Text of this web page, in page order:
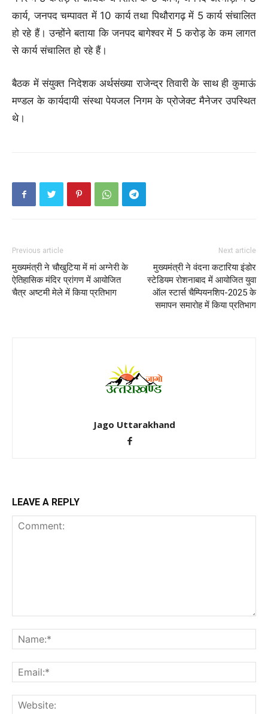
कार्य, जनपद चम्पावत में 10 कार्य तथा पिथौरागढ़ में 5 कार्य संचालित
हो रहे हैं। उन्होंने बताया कि जनपद बागेश्वर में 5 करोड़ के कम लागत
से कार्य संचालित हो रहे हैं।
बैठक में संयुक्त निदेशक अर्थसंख्या राजेन्द्र तिवारी के साथ ही कुमाऊं
मण्डल के कार्यदायी संस्था पेयजल निगम के प्रोजेक्ट मैनेजर उपस्थित
थे।
Previous article
मुख्यमंत्री ने चौखुटिया में मां अग्नेरी के
ऐतिहासिक मंदिर प्रांगण में आयोजित
चैत्र अष्टमी मेले में किया प्रतिभाग
Next article
मुख्यमंत्री ने वंदना कटारिया इंडोर
स्टेडियम रोशनाबाद में आयोजित युवा
ऑल स्टार्स चैम्पियनशिप-2025 के
समापन समारोह में किया प्रतिभाग
Jago Uttarakhand
LEAVE A REPLY